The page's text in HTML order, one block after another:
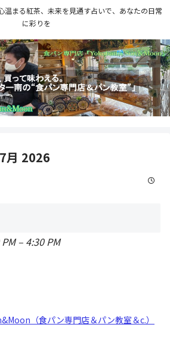
温まる紅茶、未来を見通す占いで、あなたの日常
に彩りを
月 2026
– 4:30 PM
（食パン専門店＆パン教室＆c.）